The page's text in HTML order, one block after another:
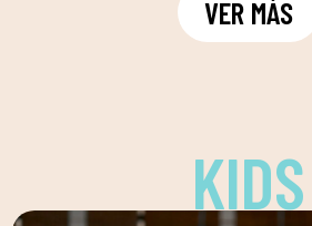
VER MÁS
KIDS